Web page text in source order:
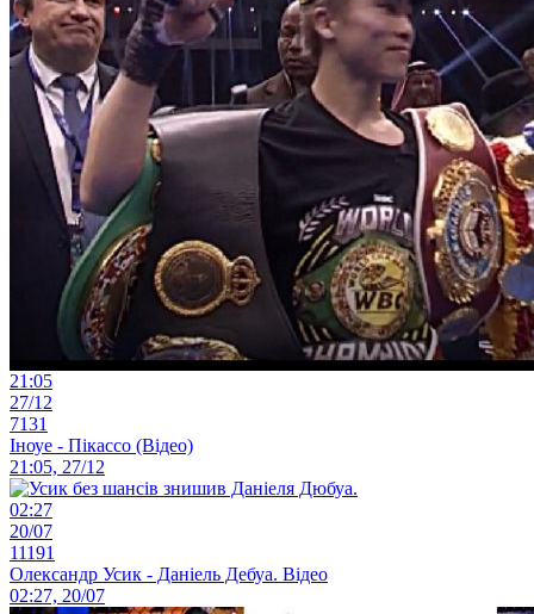
21:05
27/12
7131
Іноуе - Пікассо (Відео)
21:05, 27/12
02:27
20/07
11191
Олександр Усик - Даніель Дебуа. Відео
02:27, 20/07